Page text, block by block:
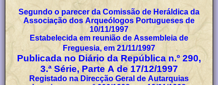
Segundo o parecer da Comissão de Heráldica da
Associação dos Arqueólogos Portugueses de
10/11/1997
Estabelecida em reunião de Assembleia de
Freguesia, em 21/11/1997
Publicada no Diário da República n.º 290,
3.ª Série, Parte A de 17/12/1997
Registado na Direcção Geral de Autarquias